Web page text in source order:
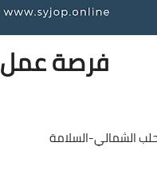
فرصة عمل
الشمالي-السلامة